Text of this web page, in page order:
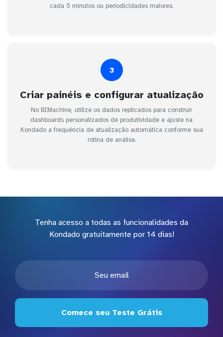
cada 5 minutos ou periodicidades maiores.
3
Criar painéis e configurar atualização
No BIMachine, utilize os dados replicados para construir
dashboards personalizados de produtividade e ajuste na
Kondado a frequência de atualização automática conforme sua
rotina de análise.
Tenha acesso a todas as funcionalidades da
Kondado gratuitamente por 14 dias!
Comece seu Teste Grátis